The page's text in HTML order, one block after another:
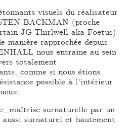
visuels du réalisateur
BACKMAN (proche
JG Thirlwell aka Foetus)
rapprochée depuis
nous entraine au sein
totalement
comme si nous étions
possible à l’intérieur
surnaturelle par un
surnaturel et hautement